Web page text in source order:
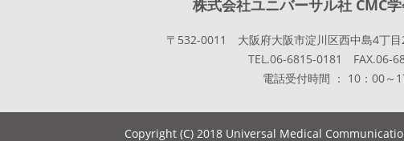
株式会社ユニバーサル社 CMC
〒532-0011 大阪府大阪市淀川区西中島4丁
TEL.06-6815-0181 FAX.06-
電話受付時間 ： 10：00～
Copyright (C) 2018 Universal Medical